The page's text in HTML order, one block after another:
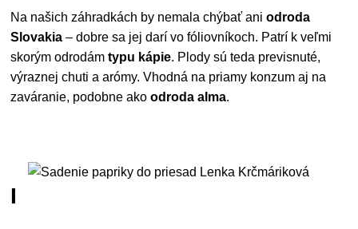
Na našich záhradkách by nemala chýbať aniodroda
Slovakia – dobre sa jej darí vo fóliovníkoch. Patrí k veľmi
skorým odrodámtypu kápie. Plody sú teda previsnuté,
výraznej chuti a arómy. Vhodná na priamy konzum aj na
zaváranie, podobne akoodroda alma.
Predpestovanie